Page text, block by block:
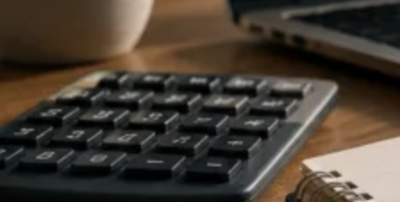
GESTÃO FINANCEIRA 30.06.2026
Fluxo de Caixa: O Maior Problema das Empresas
em 2026